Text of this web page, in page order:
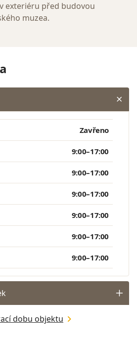
exteriéru před budovou
muzea.
Zavřeno
9:00–17:00
9:00–17:00
9:00–17:00
9:00–17:00
9:00–17:00
9:00–17:00
dobu objektu